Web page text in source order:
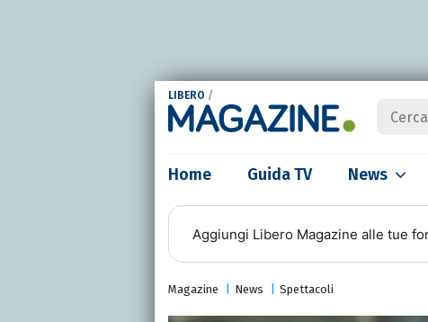
LIBERO /
Home Guida TV News
Aggiungi Libero Magazine alle tue
Magazine News Spettacoli